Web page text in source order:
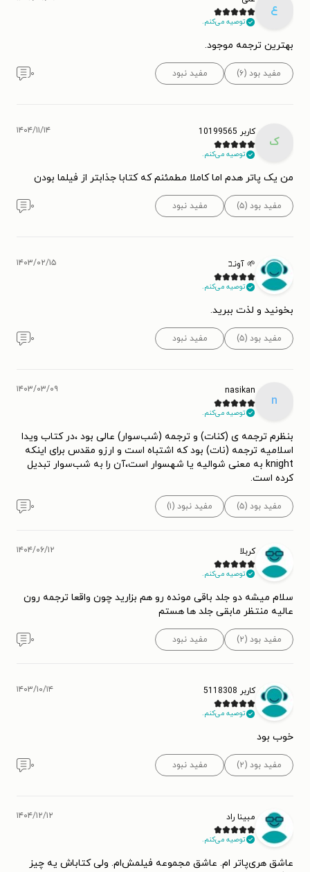
ع
توصیه می‌کنم.
بهترین ترجمه موجود.
مفید بود (۶) مفید نبود ۰
ک
کاربر 10199565
توصیه می‌کنم.
۱۴۰۴/۱۱/۱۴
من یک پاتر هدم اما کاملا مطمئنم که کتابا جذابتر از فیلما بودن
مفید بود (۵) مفید نبود ۰
🌱 آونـב
توصیه می‌کنم.
۱۴۰۳/۰۲/۱۵
بخونید و لذت ببرید.
مفید بود (۵) مفید نبود ۰
n
nasikan
توصیه می‌کنم.
۱۴۰۳/۰۳/۰۹
بنظرم ترجمه ی (کنات) و ترجمه (شب‌سوار) عالی بود ،در کتاب ویدا
اسلامیه ترجمه (نات) بود که اشتباه است و ارزو مقدس برای اینکه
knight به معنی شوالیه یا شهسوار است،آن را به شب‌سوار تبدیل
کرده است.
مفید بود (۵) مفید نبود (۱) ۰
کربلا
توصیه می‌کنم.
۱۴۰۴/۰۶/۱۲
سلام میشه دو جلد باقی مونده رو هم بزارید چون واقعا ترجمه رون
عالیه منتظر مابقی جلد ها هستم
مفید بود (۲) مفید نبود ۰
کاربر 5118308
توصیه می‌کنم.
۱۴۰۳/۱۰/۱۴
خوب بود
مفید بود (۲) مفید نبود ۰
مبینا راد
توصیه می‌کنم.
۱۴۰۴/۱۲/۱۲
عاشق هری‌پاتر ام. عاشق مجموعه فیلمش‌ام. ولی کتاباش یه چیز